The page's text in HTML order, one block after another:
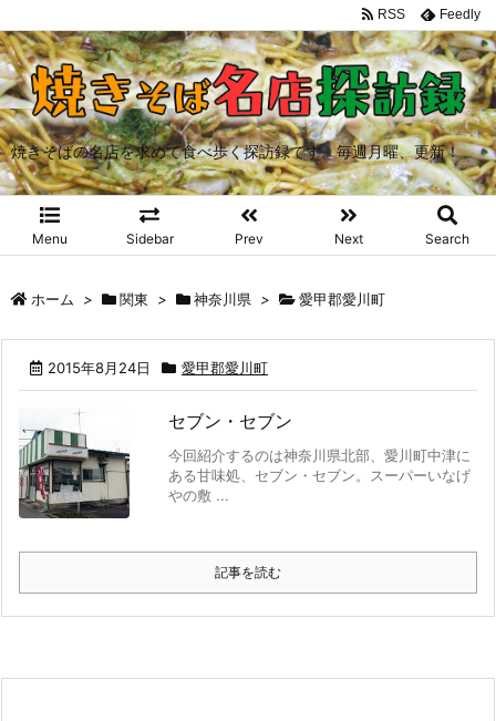
焼きそばの名店を求めて食べ歩く探訪録です。毎週月曜、更新！
Menu Sidebar Prev Next Search
RSS Feedly
ホーム > 関東 > 神奈川県 > 愛甲郡愛川町
2015年8月24日 愛甲郡愛川町
セブン・セブン
今回紹介するのは神奈川県北部、愛川町中津に
ある甘味処、セブン・セブン。スーパーいなげ
やの敷 ...
記事を読む